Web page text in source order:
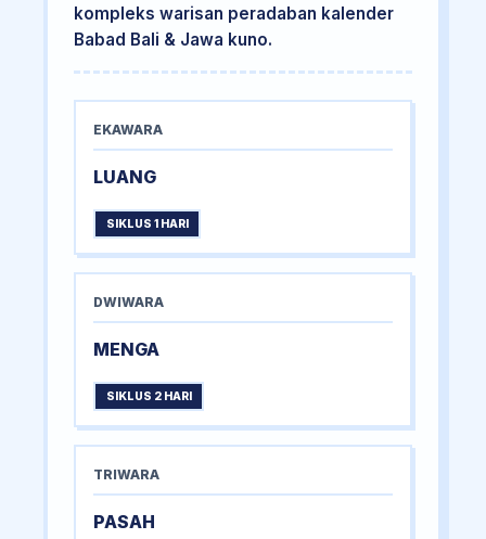
kompleks warisan peradaban kalender
Babad Bali & Jawa kuno.
EKAWARA
LUANG
SIKLUS 1 HARI
DWIWARA
MENGA
SIKLUS 2 HARI
TRIWARA
PASAH